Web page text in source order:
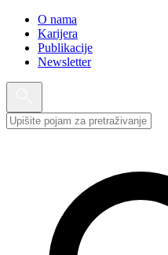
O nama
Karijera
Publikacije
Newsletter